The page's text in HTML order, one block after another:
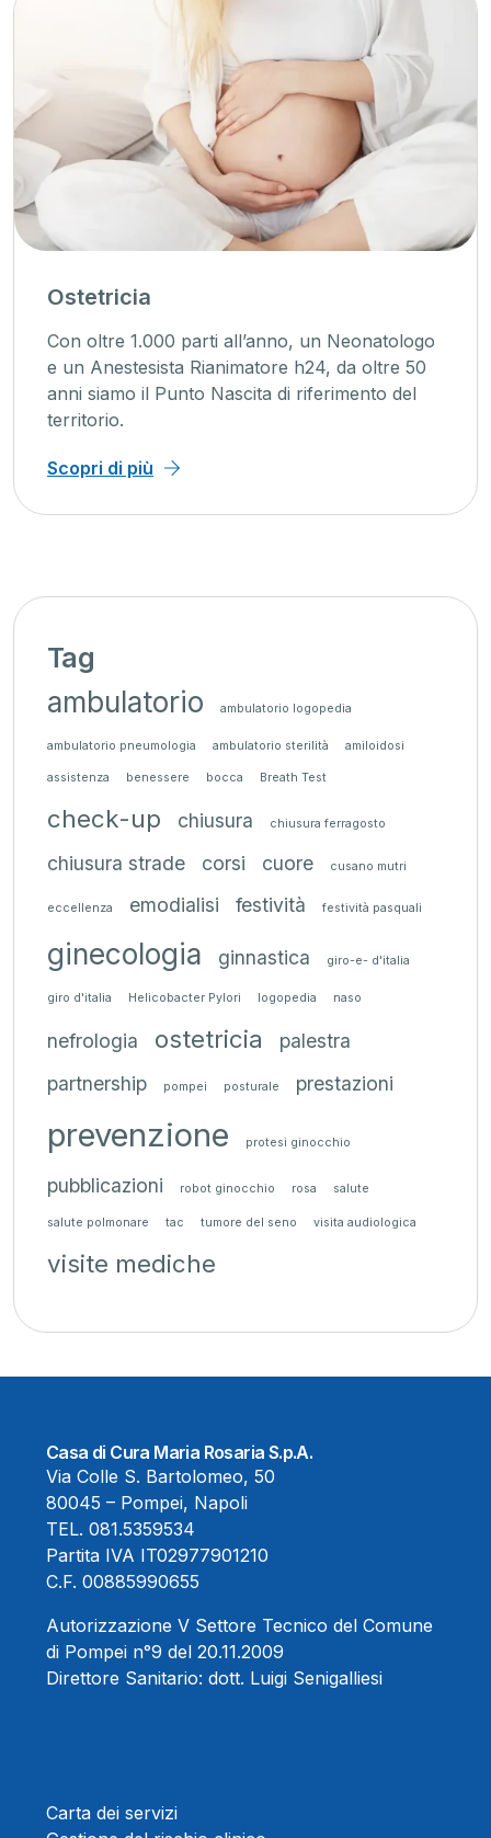
Ostetricia
Con oltre 1.000 parti all’anno, un Neonatologo
e un Anestesista Rianimatore h24, da oltre 50
anni siamo il Punto Nascita di riferimento del
territorio.
Scopri di più
Tag
ambulatorio ambulatorio logopedia
ambulatorio pneumologia ambulatorio sterilità amiloidosi
assistenza benessere bocca Breath Test
check-up chiusura chiusura ferragosto
chiusura strade corsi cuore cusano mutri
eccellenza emodialisi festività festività pasquali
ginecologia ginnastica giro-e- d'italia
giro d'italia Helicobacter Pylori logopedia naso
nefrologia ostetricia
palestra
partnership
pompei posturale prestazioni
prevenzione protesi ginocchio
pubblicazioni robot ginocchio rosa salute
salute polmonare tac tumore del seno visita audiologica
visite mediche
Casa di Cura Maria Rosaria S.p.A.
Via Colle S. Bartolomeo, 50
80045 – Pompei, Napoli
TEL. 081.5359534
Partita IVA IT02977901210
C.F. 00885990655
Autorizzazione V Settore Tecnico del Comune
di Pompei n°9 del 20.11.2009
Direttore Sanitario: dott. Luigi Senigalliesi
Carta dei servizi